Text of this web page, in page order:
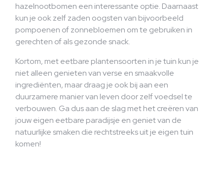
hazelnootbomen een interessante optie. Daarnaast
kun je ook zelf zaden oogsten van bijvoorbeeld
pompoenen of zonnebloemen om te gebruiken in
gerechten of als gezonde snack.
Kortom, met eetbare plantensoorten in je tuin kun je
niet alleen genieten van verse en smaakvolle
ingrediënten, maar draag je ook bij aan een
duurzamere manier van leven door zelf voedsel te
verbouwen. Ga dus aan de slag met het creëren van
jouw eigen eetbare paradijsje en geniet van de
natuurlijke smaken die rechtstreeks uit je eigen tuin
komen!